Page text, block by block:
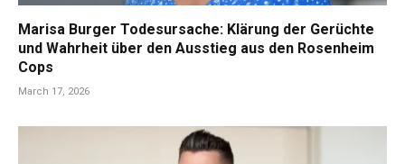
Marisa Burger Todesursache: Klärung der Gerüchte
und Wahrheit über den Ausstieg aus den Rosenheim
Cops
March 17, 2026